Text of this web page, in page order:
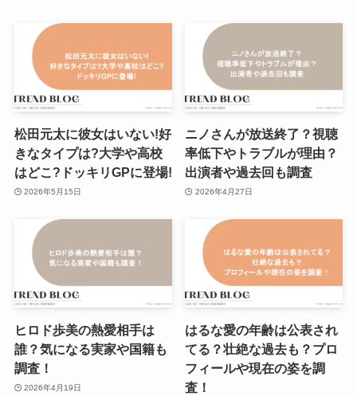
松田元太に彼女はいない!好
きなタイプは?大学や高校
はどこ?ドッキリGPに登場!
2026年5月15日
ニノさんが放送終了？視聴
率低下やトラブルが理由？
出演者や過去回も調査
2026年4月27日
ヒロド歩美の熱愛相手は
誰？気になる実家や国籍も
調査！
2026年4月19日
はるな愛の年齢は公表され
てる？壮絶な過去も？プロ
フィールや現在の姿を調
査！